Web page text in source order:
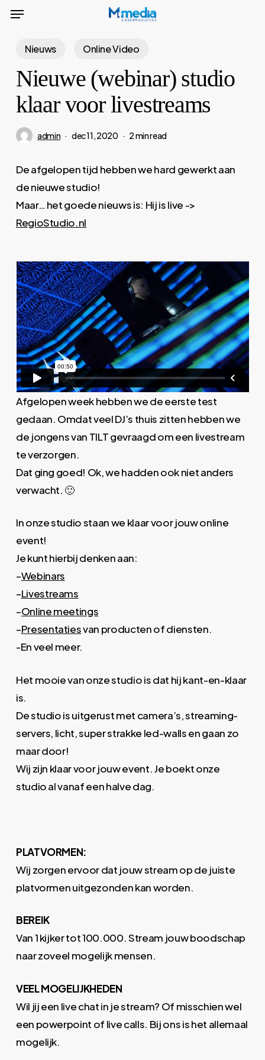
SkipMenu
Nieuws Online Video
Nieuwe (webinar) studio
klaar voor livestreams
admin dec 11, 2020 2 min read
De afgelopen tijd hebben we hard gewerkt aan
de nieuwe studio!
Maar… het goede nieuws is: Hij is live ->
RegioStudio.nl
Afgelopen week hebben we de eerste test
gedaan. Omdat veel DJ’s thuis zitten hebben we
de jongens van TILT gevraagd om een livestream
te verzorgen.
Dat ging goed! Ok, we hadden ook niet anders
verwacht. 🙂
In onze studio staan we klaar voor jouw online
event!
Je kunt hierbij denken aan:
–Webinars
–Livestreams
–Online meetings
–Presentatiesvan producten of diensten.
-En veel meer.
Het mooie van onze studio is dat hij kant-en-klaar
is.
De studio is uitgerust met camera’s, streaming-
servers, licht, super strakke led-walls en gaan zo
maar door!
Wij zijn klaar voor jouw event. Je boekt onze
studio al vanaf een halve dag.
PLATVORMEN:
Wij zorgen ervoor dat jouw stream op de juiste
platvormen uitgezonden kan worden.
BEREIK
Van 1 kijker tot 100.000. Stream jouw boodschap
naar zoveel mogelijk mensen.
VEEL MOGELIJKHEDEN
Wil jij een live chat in je stream? Of misschien wel
een powerpoint of live calls. Bij ons is het allemaal
mogelijk.